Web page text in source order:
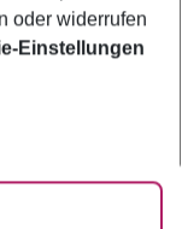
oder widerrufen
Einstellungen